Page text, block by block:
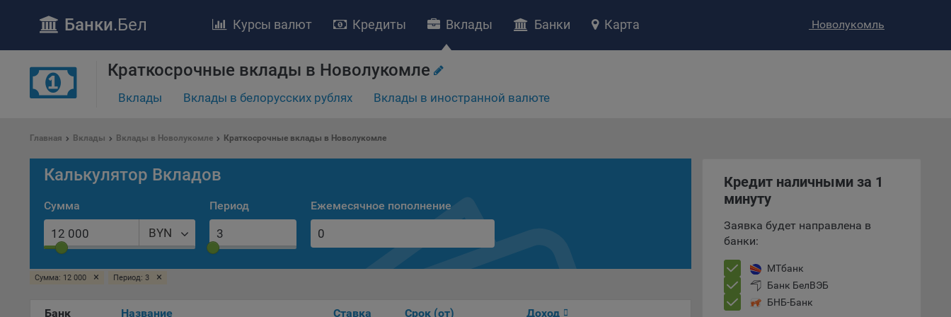
ПОЛОЖЕНИЕ «О политике обработки файлов cookie»
Общество с ограниченной ответственностью «Майфин» (далее –
«Политика»
Беларусь от 7 мая 2021 г. № 99-З «О защите персональных данных» (далее –
«Закон»
файлы cookie, а также каким образом пользователи могут контролировать
Банки.Бел Новолукомль
Курсы валют Кредиты Вклады Банки Карта
Краткосрочные вклады в Новолукомле
Вклады Вклады в белорусских рублях Вклады в иностранной валюте
Главная Вклады Вклады в Новолукомле Краткосрочные вклады в Новолукомле
Калькулятор Вкладов
Сумма
BYN
Период Ежемесячное пополнение
Сумма: 12 000 × Период: 3 ×
Банк Название Ставка Срок (от) Доход
Кредит наличными за 1
минуту
Заявка будет направлена в
банки:
МТбанк
Банк БелВЭБ
БНБ-Банк